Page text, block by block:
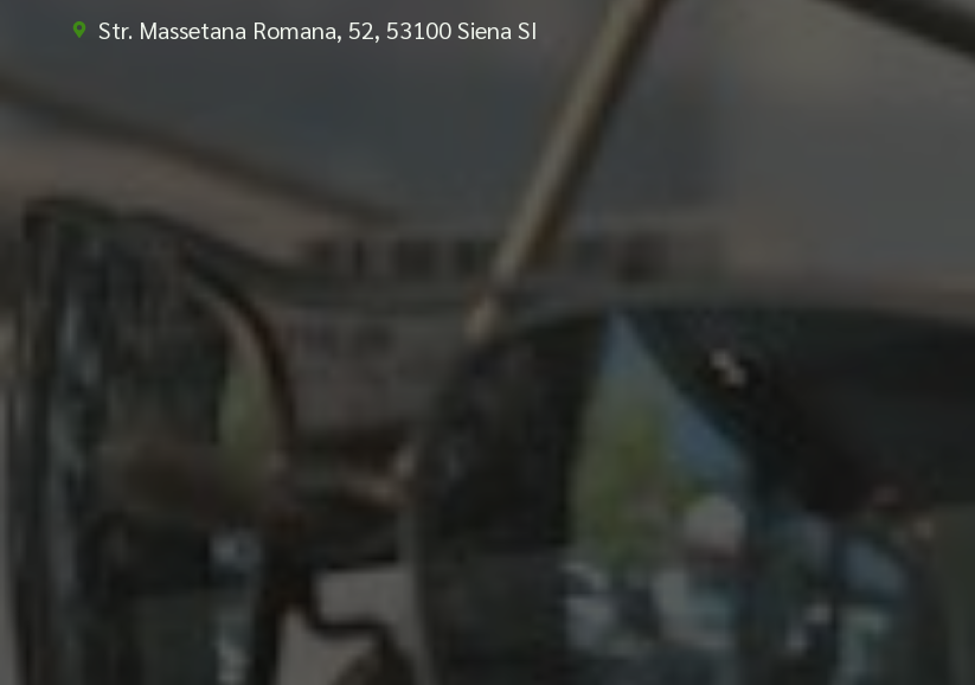
Str. Massetana Romana, 52, 53100 Siena SI